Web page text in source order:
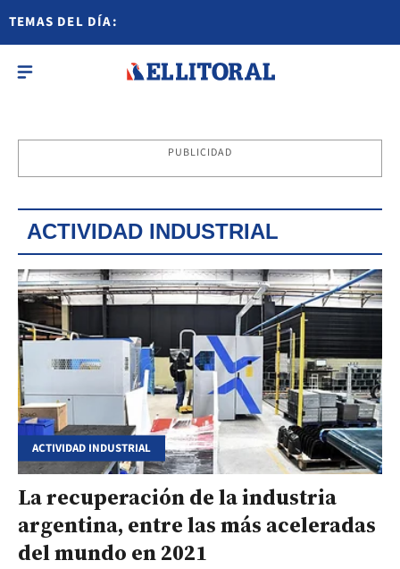
TEMAS DEL DÍA:
PUBLICIDAD
ACTIVIDAD INDUSTRIAL
ACTIVIDAD INDUSTRIAL
La recuperación de la industria
argentina, entre las más aceleradas
del mundo en 2021